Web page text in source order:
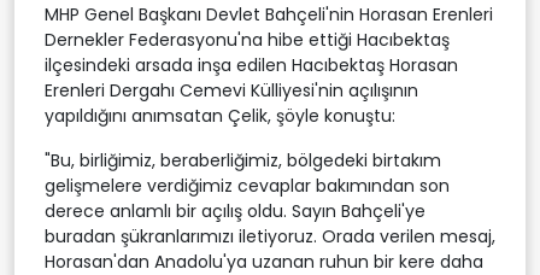
MHP Genel Başkanı Devlet Bahçeli'nin Horasan Erenleri
Dernekler Federasyonu'na hibe ettiği Hacıbektaş
ilçesindeki arsada inşa edilen Hacıbektaş Horasan
Erenleri Dergahı Cemevi Külliyesi'nin açılışının
yapıldığını anımsatan Çelik, şöyle konuştu:
"Bu, birliğimiz, beraberliğimiz, bölgedeki birtakım
gelişmelere verdiğimiz cevaplar bakımından son
derece anlamlı bir açılış oldu. Sayın Bahçeli'ye
buradan şükranlarımızı iletiyoruz. Orada verilen mesaj,
Horasan'dan Anadolu'ya uzanan ruhun bir kere daha